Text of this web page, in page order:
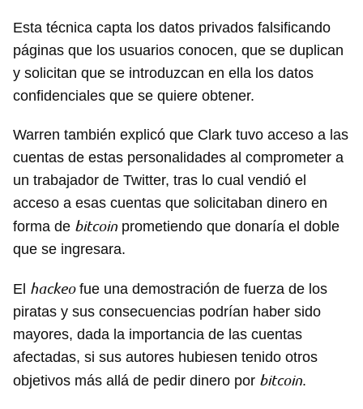
Esta técnica capta los datos privados falsificando
páginas que los usuarios conocen, que se duplican
y solicitan que se introduzcan en ella los datos
confidenciales que se quiere obtener.
Warren también explicó que Clark tuvo acceso a las
cuentas de estas personalidades al comprometer a
un trabajador de Twitter, tras lo cual vendió el
acceso a esas cuentas que solicitaban dinero en
forma de bitcoin prometiendo que donaría el doble
que se ingresara.
El hackeofue una demostración de fuerza de los
piratas y sus consecuencias podrían haber sido
mayores, dada la importancia de las cuentas
afectadas, si sus autores hubiesen tenido otros
objetivos más allá de pedir dinero por bitcoin.